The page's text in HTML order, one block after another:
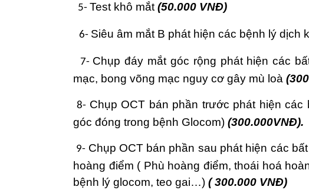
5- Test khô mắt (50.000 VNĐ)
6- Siêu âm mắt B phát hiện các bệnh lý dịch
7- Chụp đáy mắt góc rộng phát hiện các
mạc, bong võng mạc nguy cơ gây mù loà
8- Chụp OCT bán phần trước phát hiện
góc đóng trong bệnh Glocom) (300.000VNĐ).
9- Chụp OCT bán phần sau phát hiện các
hoàng điểm ( Phù hoàng điểm, thoái hoá
bệnh lý glocom, teo gai…) ( 300.000 VNĐ)